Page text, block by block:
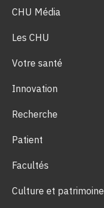
CHU Média
Les CHU
Votre santé
Innovation
Recherche
Patient
Facultés
Culture et patrimoine